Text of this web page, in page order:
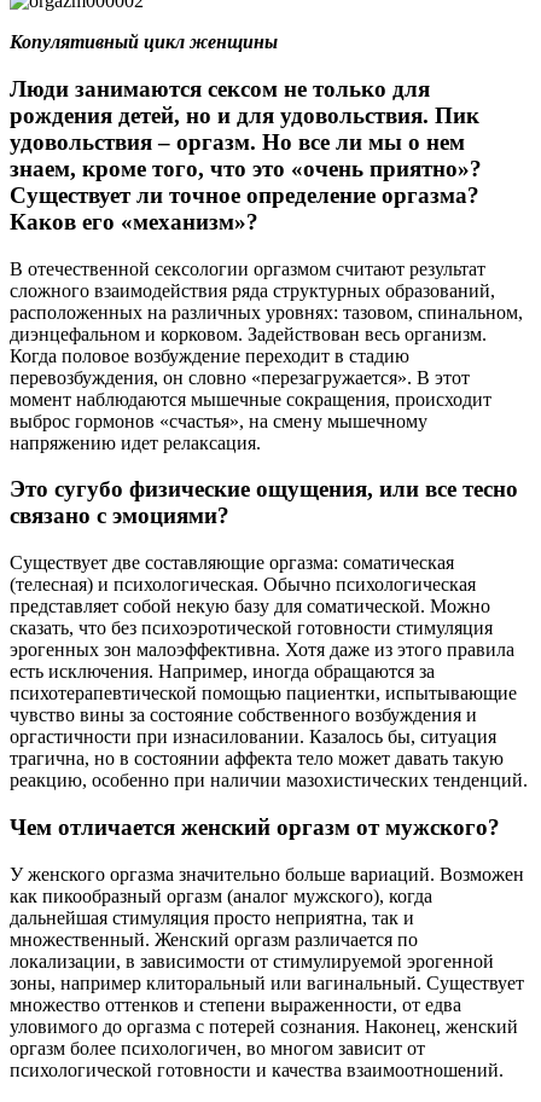
Копулятивный цикл женщины
Люди занимаются сексом не только для
рождения детей, но и для удовольствия. Пик
удовольствия – оргазм. Но все ли мы о нем
знаем, кроме того, что это «очень приятно»?
Существует ли точное определение оргазма?
Каков его «механизм»?
В отечественной сексологии оргазмом считают результат
сложного взаимодействия ряда структурных образований,
расположенных на различных уровнях: тазовом, спинальном,
диэнцефальном и корковом. Задействован весь организм.
Когда половое возбуждение переходит в стадию
перевозбуждения, он словно «перезагружается». В этот
момент наблюдаются мышечные сокращения, происходит
выброс гормонов «счастья», на смену мышечному
напряжению идет релаксация.
Это сугубо физические ощущения, или все тесно
связано с эмоциями?
Существует две составляющие оргазма: соматическая
(телесная) и психологическая. Обычно психологическая
представляет собой некую базу для соматической. Можно
сказать, что без психоэротической готовности стимуляция
эрогенных зон малоэффективна. Хотя даже из этого правила
есть исключения. Например, иногда обращаются за
психотерапевтической помощью пациентки, испытывающие
чувство вины за состояние собственного возбуждения и
оргастичности при изнасиловании. Казалось бы, ситуация
трагична, но в состоянии аффекта тело может давать такую
реакцию, особенно при наличии мазохистических тенденций.
Чем отличается женский оргазм от мужского?
У женского оргазма значительно больше вариаций. Возможен
как пикообразный оргазм (аналог мужского), когда
дальнейшая стимуляция просто неприятна, так и
множественный. Женский оргазм различается по
локализации, в зависимости от стимулируемой эрогенной
зоны, например клиторальный или вагинальный. Существует
множество оттенков и степени выраженности, от едва
уловимого до оргазма с потерей сознания. Наконец, женский
оргазм более психологичен, во многом зависит от
психологической готовности и качества взаимоотношений.